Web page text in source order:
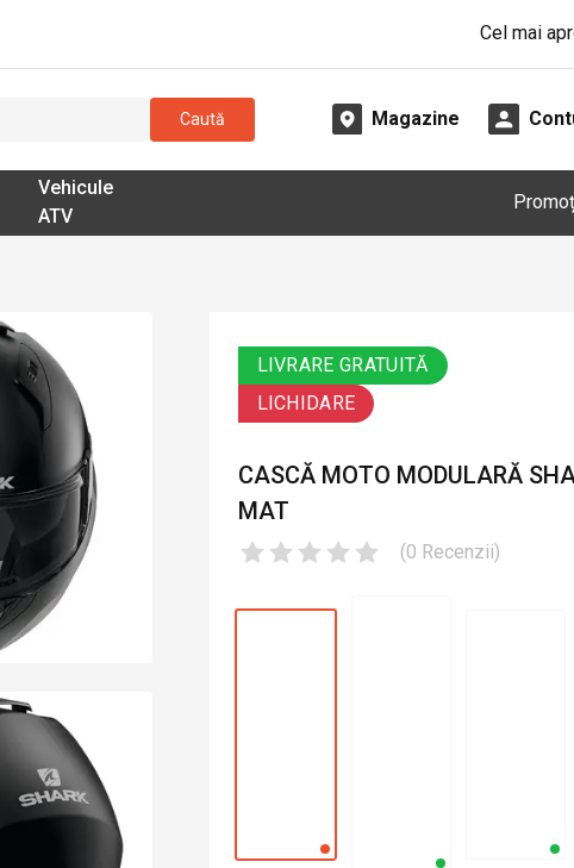
Cel mai
Caută Magazine
Vehicule
ATV
LIVRARE GRATUITĂ
LICHIDARE
CASCĂ MOTO MODULARĂ
MAT
(0 Recenzii)